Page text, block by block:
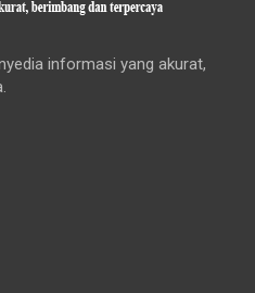
informasi yang akurat,